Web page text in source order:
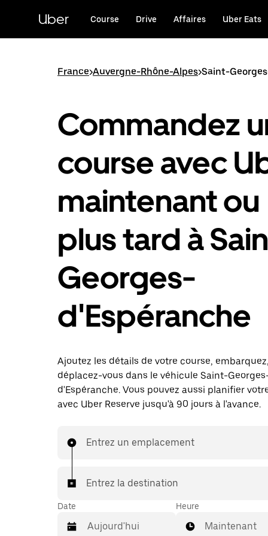
principal
Uber Course Drive Affaires Uber Eats
France>Auvergne-Rhône-Alpes>Saint-
Commandez
course avec
maintenant ou
plus tard à
Georges-
d'Espéranche
Ajoutez les détails de votre course,
déplacez-vous dans le véhicule Saint-
d'Espéranche. Vous pouvez aussi planifier
avec Uber Reserve jusqu'à 90 jours à l'avance.
Entrez un emplacement
Entrez la destination
Date Heure
Maintenant